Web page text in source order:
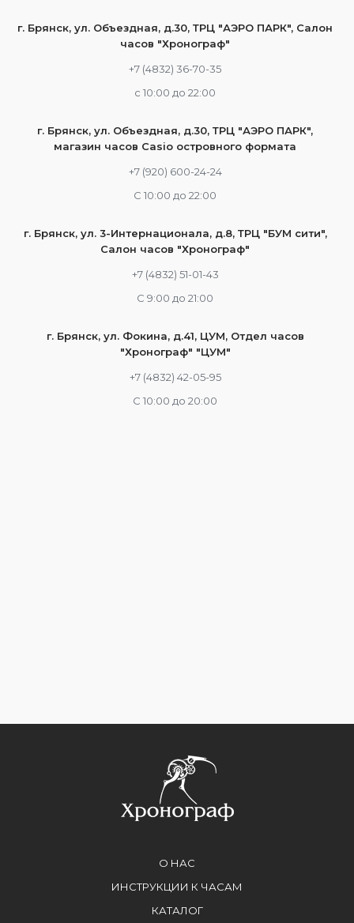
г. Брянск, ул. Объездная, д.30, ТРЦ "АЭРО ПАРК", Салон
часов "Хронограф"
+7 (4832) 36-70-35
c 10:00 до 22:00
г. Брянск, ул. Объездная, д.30, ТРЦ "АЭРО ПАРК",
магазин часов Casio островного формата
+7 (920) 600-24-24
С 10:00 до 22:00
г. Брянск, ул. 3-Интернационала, д.8, ТРЦ "БУМ сити",
Салон часов "Хронограф"
+7 (4832) 51-01-43
С 9:00 до 21:00
г. Брянск, ул. Фокина, д.41, ЦУМ, Отдел часов
"Хронограф" "ЦУМ"
+7 (4832) 42-05-95
С 10:00 до 20:00
О НАС
ИНСТРУКЦИИ К ЧАСАМ
КАТАЛОГ